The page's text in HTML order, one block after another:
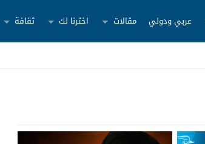
عربي ودولي مقالات اخترنا لك ثقافة